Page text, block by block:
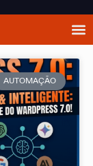
AUTOMAÇÃO